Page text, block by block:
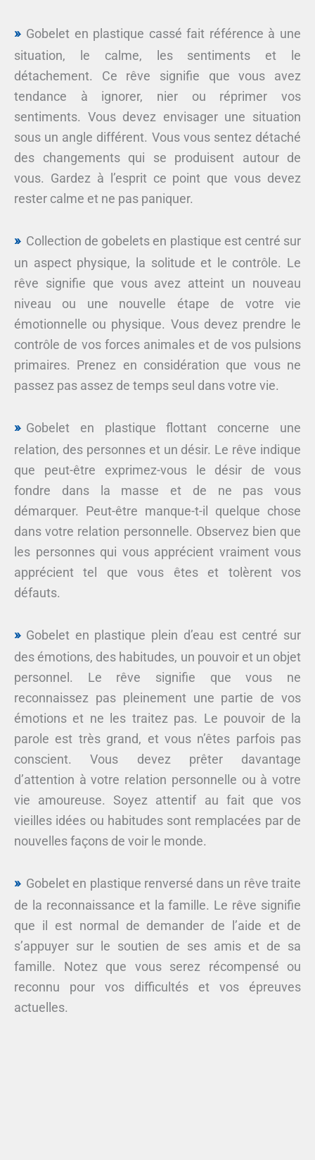
Gobelet en plastique cassé fait référence à une
situation, le calme, les sentiments et le
détachement. Ce rêve signifie que vous avez
tendance à ignorer, nier ou réprimer vos
sentiments. Vous devez envisager une situation
sous un angle différent. Vous vous sentez détaché
des changements qui se produisent autour de
vous. Gardez à l’esprit ce point que vous devez
rester calme et ne pas paniquer.
Collection de gobelets en plastique est centré sur
un aspect physique, la solitude et le contrôle. Le
rêve signifie que vous avez atteint un nouveau
niveau ou une nouvelle étape de votre vie
émotionnelle ou physique. Vous devez prendre le
contrôle de vos forces animales et de vos pulsions
primaires. Prenez en considération que vous ne
passez pas assez de temps seul dans votre vie.
Gobelet en plastique flottant concerne une
relation, des personnes et un désir. Le rêve indique
que peut-être exprimez-vous le désir de vous
fondre dans la masse et de ne pas vous
démarquer. Peut-être manque-t-il quelque chose
dans votre relation personnelle. Observez bien que
les personnes qui vous apprécient vraiment vous
apprécient tel que vous êtes et tolèrent vos
défauts.
Gobelet en plastique plein d’eau est centré sur
des émotions, des habitudes, un pouvoir et un objet
personnel. Le rêve signifie que vous ne
reconnaissez pas pleinement une partie de vos
émotions et ne les traitez pas. Le pouvoir de la
parole est très grand, et vous n’êtes parfois pas
conscient. Vous devez prêter davantage
d’attention à votre relation personnelle ou à votre
vie amoureuse. Soyez attentif au fait que vos
vieilles idées ou habitudes sont remplacées par de
nouvelles façons de voir le monde.
Gobelet en plastique renversé dans un rêve traite
de la reconnaissance et la famille. Le rêve signifie
que il est normal de demander de l’aide et de
s’appuyer sur le soutien de ses amis et de sa
famille. Notez que vous serez récompensé ou
reconnu pour vos difficultés et vos épreuves
actuelles.